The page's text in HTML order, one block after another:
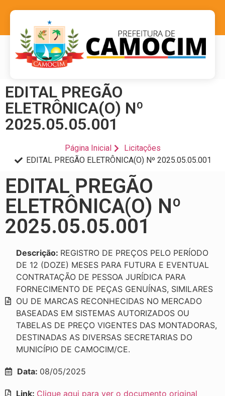
EDITAL PREGÃO
ELETRÔNICA(O) Nº
2025.05.05.001
Página Inicial
Licitações
EDITAL PREGÃO ELETRÔNICA(O) Nº 2025.05.05.001
EDITAL PREGÃO
ELETRÔNICA(O) Nº
2025.05.05.001
Descrição: REGISTRO DE PREÇOS PELO PERÍODO
DE 12 (DOZE) MESES PARA FUTURA E EVENTUAL
CONTRATAÇÃO DE PESSOA JURÍDICA PARA
FORNECIMENTO DE PEÇAS GENUÍNAS, SIMILARES
OU DE MARCAS RECONHECIDAS NO MERCADO
BASEADAS EM SISTEMAS AUTORIZADOS OU
TABELAS DE PREÇO VIGENTES DAS MONTADORAS,
DESTINADAS AS DIVERSAS SECRETARIAS DO
MUNICÍPIO DE CAMOCIM/CE.
Data: 08/05/2025
Link: Clique aqui para ver o documento original